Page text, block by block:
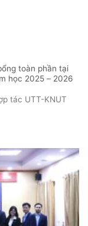
toàn phần tại
học 2025 – 2026
tác UTT-KNUT